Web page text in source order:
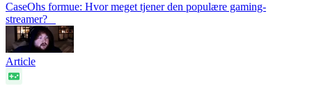
CaseOhs formue: Hvor meget tjener den populære gaming-
streamer?
Article